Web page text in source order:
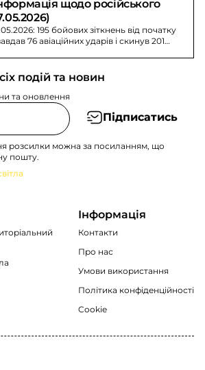
щодо російського
195 бойових зіткнень від початку
76 авіаційних ударів і скинув 201
подій та новин
та оновлення
Підписатись
розсилки можна за посиланням, що
пошту.
Інформація
Контакти
Про нас
Умови використання
Політика конфіденційності
Cookie